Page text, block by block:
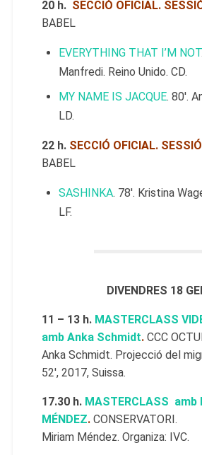
20 h. SECCIÓ OFICIAL.
BABEL
EVERYTHING THAT I’M NOT
Manfredi. Reino Unido. CD.
MY NAME IS JACQUE. 80′.
LD.
22 h. SECCIÓ OFICIAL.
BABEL
SASHINKA. 78′. Kristina
LF.
DIVENDRES 18
11 – 13 h. MASTERCLASS
amb Anka Schmidt.CCC
Anka Schmidt. Projecció del
52′, 2017, Suissa.
17.30 h. MASTERCLASS amb
MÉNDEZ. CONSERVATORI.
Miriam Méndez. Organiza: IVC.